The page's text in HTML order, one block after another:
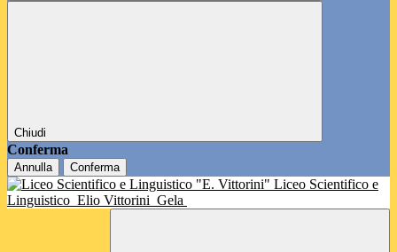
Chiudi
Conferma
Annulla Conferma
Liceo Scientifico e
Linguistico Elio Vittorini Gela